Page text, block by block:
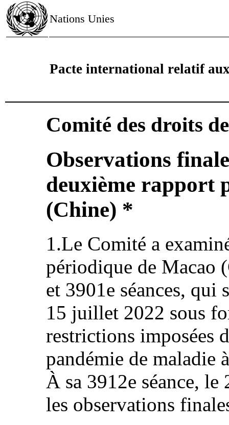
Nations Unies
Pacte international relatif
Comité des droits
Observations
deuxième rapport
(Chine) *
1.Le Comité a
périodique de Macao
et 3901e séances, qui
15 juillet 2022 sous
restrictions imposées
pandémie de
À sa 3912e séance,
les observations